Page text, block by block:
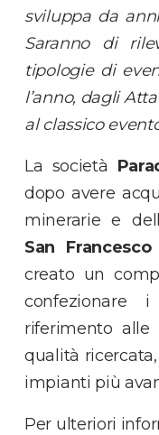
sviluppa da
Saranno di
tipologie di
l’anno, dagli
al classico
La società
dopo avere
minerarie e
San
creato un
confezionare
riferimento alle
qualità
impianti più
Per ulteriori